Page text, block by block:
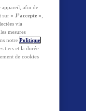
appareil, afin de
sur « J’accepte »
via
mesures
notre Politique
tiers et la durée
de cookies